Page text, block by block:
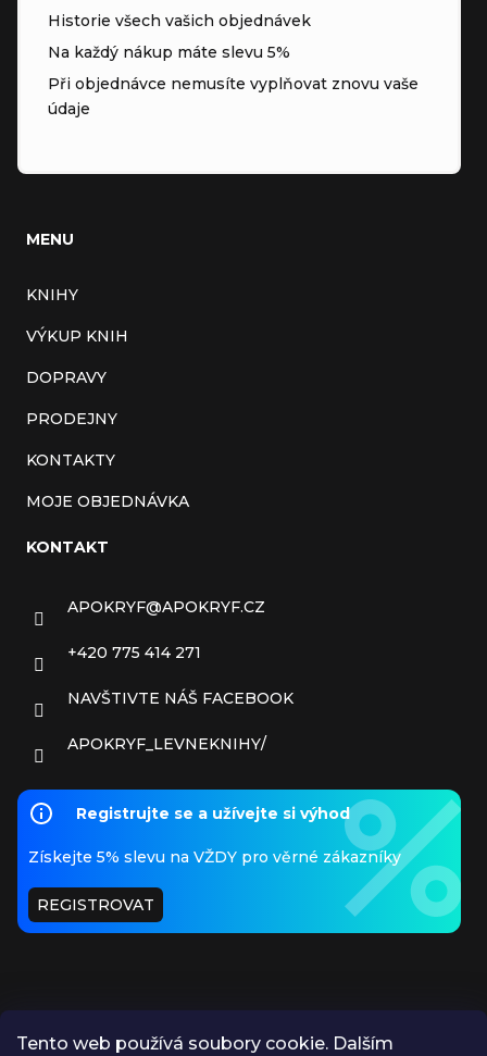
Tento web používá soubory cookie. Dalším
Historie všech vašich objednávek
Na každý nákup máte slevu 5%
Při objednávce nemusíte vyplňovat znovu vaše
údaje
MENU
KNIHY
VÝKUP KNIH
DOPRAVY
PRODEJNY
KONTAKTY
MOJE OBJEDNÁVKA
KONTAKT
APOKRYF@APOKRYF.CZ
+420 775 414 271
NAVŠTIVTE NÁŠ FACEBOOK
APOKRYF_LEVNEKNIHY/
Registrujte se a užívejte si výhod
Získejte 5% slevu na VŽDY pro věrné zákazníky
REGISTROVAT